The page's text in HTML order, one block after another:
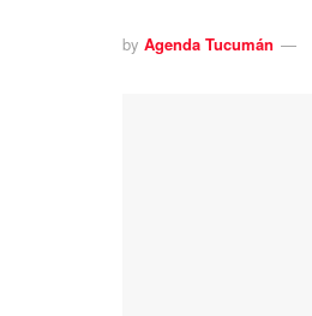
by Agenda Tucumán